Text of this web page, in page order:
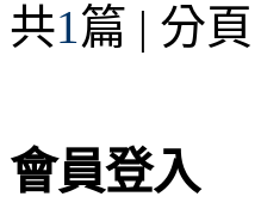
共1篇 | 分頁
會員登入